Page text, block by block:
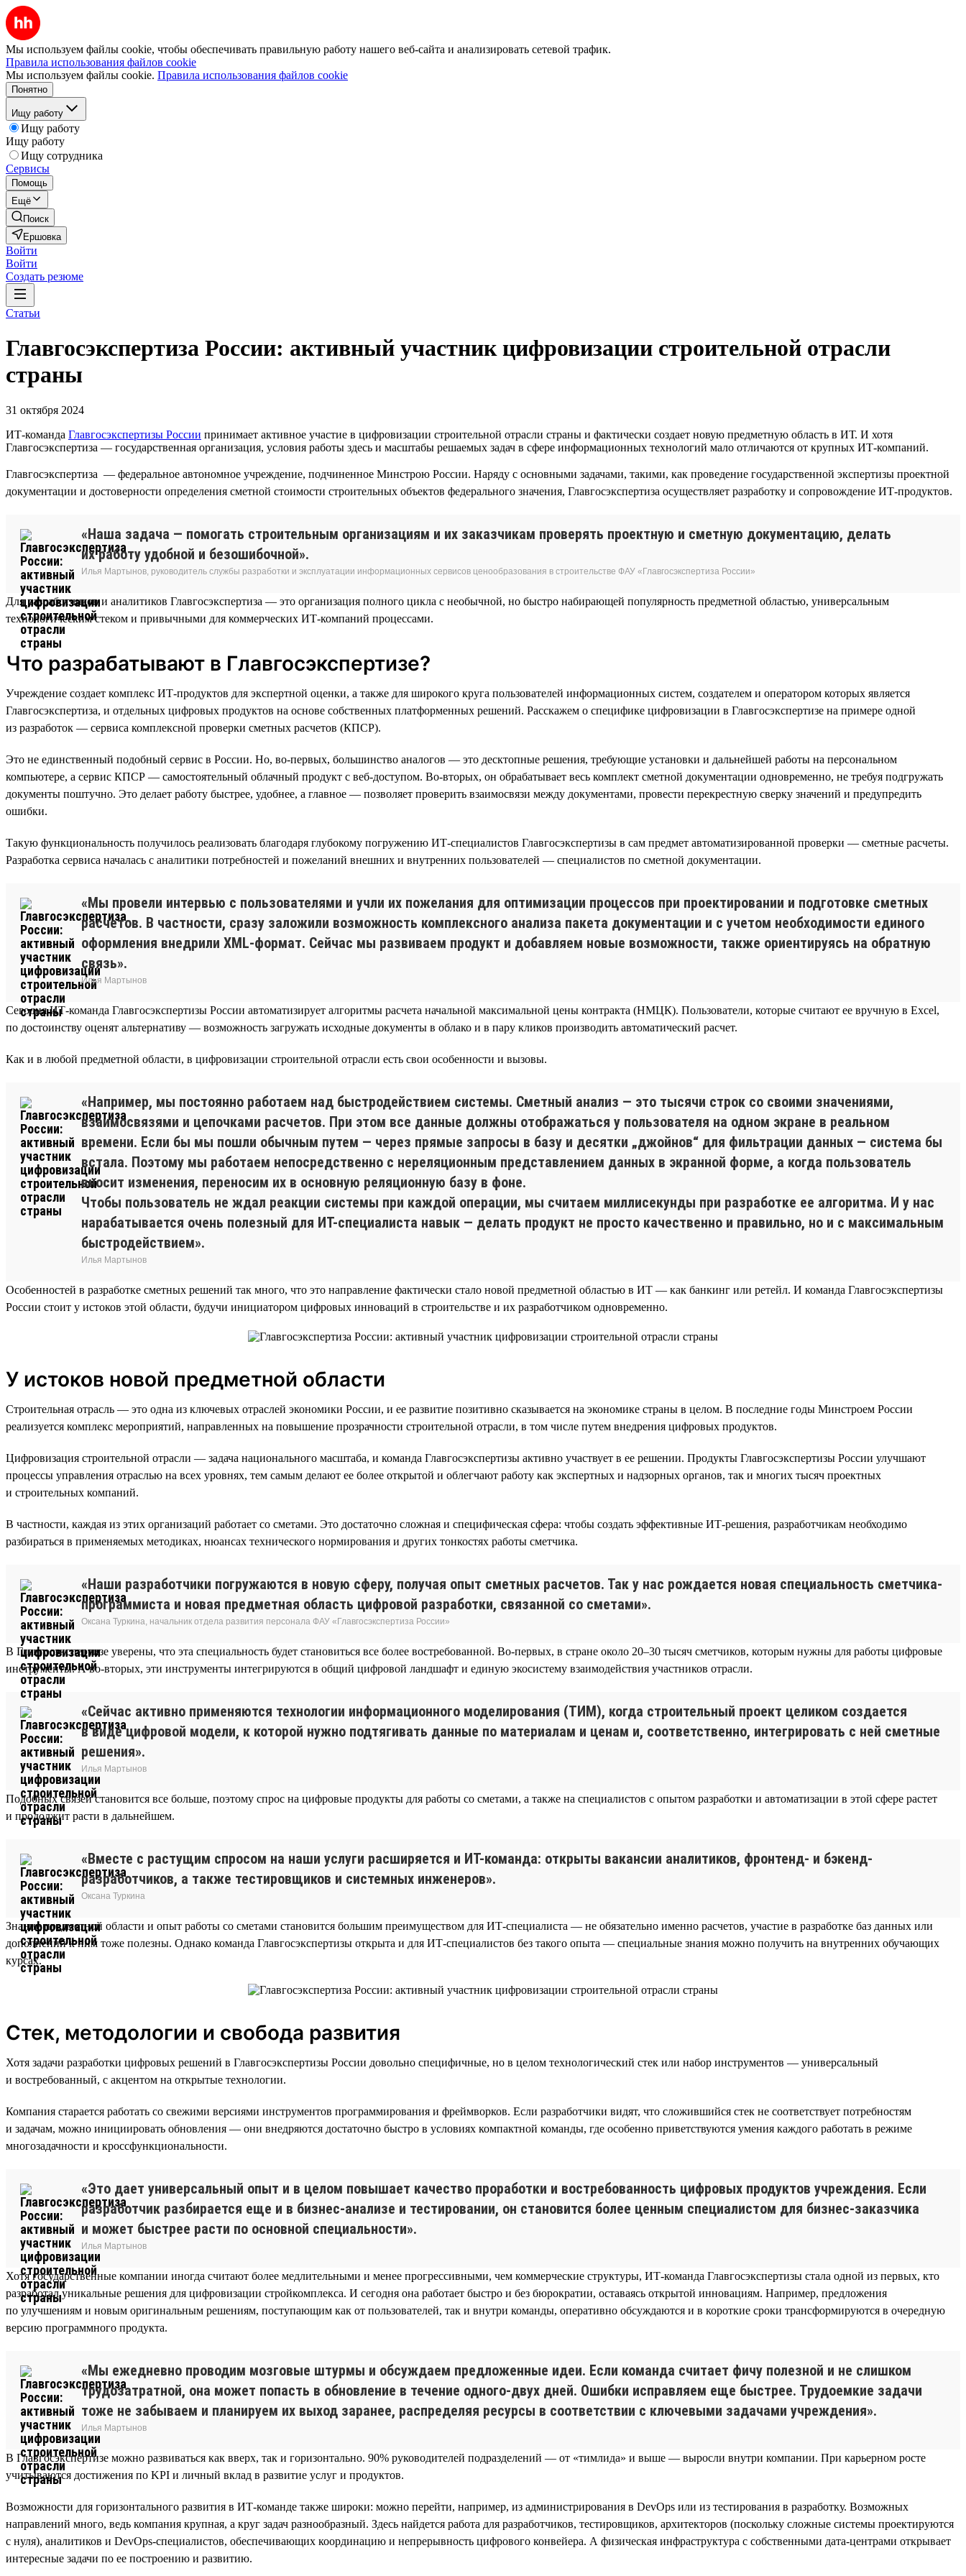
Мы используем файлы cookie, чтобы обеспечивать правильную работу нашего веб-сайта и анализировать сетевой трафик.
Правила использования файлов cookie
Мы используем файлы cookie. Правила использования файлов cookie
Понятно
Ищу работу
Ищу работу
Ищу работу
Ищу сотрудника
Сервисы
Помощь
Ещё
Поиск
Ершовка
Войти
Войти
Создать резюме
Статьи
Главгосэкспертиза России: активный участник цифровизации строительной отрасли
страны
31 октября 2024
ИТ-команда Главгосэкспертизы России принимает активное участие в цифровизации строительной отрасли страны и фактически создает новую предметную область в ИТ. И хотя
Главгосэкспертиза — государственная организация, условия работы здесь и масштабы решаемых задач в сфере информационных технологий мало отличаются от крупных ИТ-компаний.
Главгосэкспертиза — федеральное автономное учреждение, подчиненное Минстрою России. Наряду с основными задачами, такими, как проведение государственной экспертизы проектной
документации и достоверности определения сметной стоимости строительных объектов федерального значения, Главгосэкспертиза осуществляет разработку и сопровождение ИТ-продуктов.
«Наша задача — помогать строительным организациям и их заказчикам проверять проектную и сметную документацию, делать
их работу удобной и безошибочной».
Илья Мартынов, руководитель службы разработки и эксплуатации информационных сервисов ценообразования в строительстве ФАУ «Главгосэкспертиза России»
Для разработчиков и аналитиков Главгосэкспертиза — это организация полного цикла с необычной, но быстро набирающей популярность предметной областью, универсальным
технологическим стеком и привычными для коммерческих ИТ-компаний процессами.
Что разрабатывают в Главгосэкспертизе?
Учреждение создает комплекс ИТ-продуктов для экспертной оценки, а также для широкого круга пользователей информационных систем, создателем и оператором которых является
Главгосэкспертиза, и отдельных цифровых продуктов на основе собственных платформенных решений. Расскажем о специфике цифровизации в Главгосэкспертизе на примере одной
из разработок — сервиса комплексной проверки сметных расчетов (КПСР).
Это не единственный подобный сервис в России. Но, во-первых, большинство аналогов — это десктопные решения, требующие установки и дальнейшей работы на персональном
компьютере, а сервис КПСР — самостоятельный облачный продукт с веб-доступом. Во-вторых, он обрабатывает весь комплект сметной документации одновременно, не требуя подгружать
документы поштучно. Это делает работу быстрее, удобнее, а главное — позволяет проверить взаимосвязи между документами, провести перекрестную сверку значений и предупредить
ошибки.
Такую функциональность получилось реализовать благодаря глубокому погружению ИТ-специалистов Главгосэкспертизы в сам предмет автоматизированной проверки — сметные расчеты.
Разработка сервиса началась с аналитики потребностей и пожеланий внешних и внутренних пользователей — специалистов по сметной документации.
«Мы провели интервью с пользователями и учли их пожелания для оптимизации процессов при проектировании и подготовке сметных
расчетов. В частности, сразу заложили возможность комплексного анализа пакета документации и с учетом необходимости единого
оформления внедрили XML-формат. Сейчас мы развиваем продукт и добавляем новые возможности, также ориентируясь на обратную
связь».
Илья Мартынов
Сегодня ИТ-команда Главгосэкспертизы России автоматизирует алгоритмы расчета начальной максимальной цены контракта (НМЦК). Пользователи, которые считают ее вручную в Excel,
по достоинству оценят альтернативу — возможность загружать исходные документы в облако и в пару кликов производить автоматический расчет.
Как и в любой предметной области, в цифровизации строительной отрасли есть свои особенности и вызовы.
«Например, мы постоянно работаем над быстродействием системы. Сметный анализ — это тысячи строк со своими значениями,
взаимосвязями и цепочками расчетов. При этом все данные должны отображаться у пользователя на одном экране в реальном
времени. Если бы мы пошли обычным путем — через прямые запросы в базу и десятки „джойнов“ для фильтрации данных — система бы
встала. Поэтому мы работаем непосредственно с нереляционным представлением данных в экранной форме, а когда пользователь
вносит изменения, переносим их в основную реляционную базу в фоне.
Чтобы пользователь не ждал реакции системы при каждой операции, мы считаем миллисекунды при разработке ее алгоритма. И у нас
нарабатывается очень полезный для ИТ-специалиста навык — делать продукт не просто качественно и правильно, но и с максимальным
быстродействием».
Илья Мартынов
Особенностей в разработке сметных решений так много, что это направление фактически стало новой предметной областью в ИТ — как банкинг или ретейл. И команда Главгосэкспертизы
России стоит у истоков этой области, будучи инициатором цифровых инноваций в строительстве и их разработчиком одновременно.
У истоков новой предметной области
Строительная отрасль — это одна из ключевых отраслей экономики России, и ее развитие позитивно сказывается на экономике страны в целом. В последние годы Минстроем России
реализуется комплекс мероприятий, направленных на повышение прозрачности строительной отрасли, в том числе путем внедрения цифровых продуктов.
Цифровизация строительной отрасли — задача национального масштаба, и команда Главгосэкспертизы активно участвует в ее решении. Продукты Главгосэкспертизы России улучшают
процессы управления отраслью на всех уровнях, тем самым делают ее более открытой и облегчают работу как экспертных и надзорных органов, так и многих тысяч проектных
и строительных компаний.
В частности, каждая из этих организаций работает со сметами. Это достаточно сложная и специфическая сфера: чтобы создать эффективные ИТ-решения, разработчикам необходимо
разбираться в применяемых методиках, нюансах технического нормирования и других тонкостях работы сметчика.
«Наши разработчики погружаются в новую сферу, получая опыт сметных расчетов. Так у нас рождается новая специальность сметчика-
программиста и новая предметная область цифровой разработки, связанной со сметами».
Оксана Туркина, начальник отдела развития персонала ФАУ «Главгосэкспертиза России»
В Главгосэкспертизе уверены, что эта специальность будет становиться все более востребованной. Во-первых, в стране около 20–30 тысяч сметчиков, которым нужны для работы цифровые
инструменты. А во-вторых, эти инструменты интегрируются в общий цифровой ландшафт и единую экосистему взаимодействия участников отрасли.
«Сейчас активно применяются технологии информационного моделирования (ТИМ), когда строительный проект целиком создается
в виде цифровой модели, к которой нужно подтягивать данные по материалам и ценам и, соответственно, интегрировать с ней сметные
решения».
Илья Мартынов
Подобных связей становится все больше, поэтому спрос на цифровые продукты для работы со сметами, а также на специалистов с опытом разработки и автоматизации в этой сфере растет
и продолжит расти в дальнейшем.
«Вместе с растущим спросом на наши услуги расширяется и ИТ-команда: открыты вакансии аналитиков, фронтенд- и бэкенд-
разработчиков, а также тестировщиков и системных инженеров».
Оксана Туркина
Знание предметной области и опыт работы со сметами становится большим преимуществом для ИТ-специалиста — не обязательно именно расчетов, участие в разработке баз данных или
дополнений к ним тоже полезны. Однако команда Главгосэкспертизы открыта и для ИТ-специалистов без такого опыта — специальные знания можно получить на внутренних обучающих
курсах.
Стек, методологии и свобода развития
Хотя задачи разработки цифровых решений в Главгосэкспертизы России довольно специфичные, но в целом технологический стек или набор инструментов — универсальный
и востребованный, с акцентом на открытые технологии.
Компания старается работать со свежими версиями инструментов программирования и фреймворков. Если разработчики видят, что сложившийся стек не соответствует потребностям
и задачам, можно инициировать обновления — они внедряются достаточно быстро в условиях компактной команды, где особенно приветствуются умения каждого работать в режиме
многозадачности и кроссфункциональности.
«Это дает универсальный опыт и в целом повышает качество проработки и востребованность цифровых продуктов учреждения. Если
разработчик разбирается еще и в бизнес-анализе и тестировании, он становится более ценным специалистом для бизнес-заказчика
и может быстрее расти по основной специальности».
Илья Мартынов
Хотя государственные компании иногда считают более медлительными и менее прогрессивными, чем коммерческие структуры, ИТ-команда Главгосэкспертизы стала одной из первых, кто
разработал уникальные решения для цифровизации стройкомплекса. И сегодня она работает быстро и без бюрократии, оставаясь открытой инновациям. Например, предложения
по улучшениям и новым оригинальным решениям, поступающим как от пользователей, так и внутри команды, оперативно обсуждаются и в короткие сроки трансформируются в очередную
версию программного продукта.
«Мы ежедневно проводим мозговые штурмы и обсуждаем предложенные идеи. Если команда считает фичу полезной и не слишком
трудозатратной, она может попасть в обновление в течение одного-двух дней. Ошибки исправляем еще быстрее. Трудоемкие задачи
тоже не забываем и планируем их выход заранее, распределяя ресурсы в соответствии с ключевыми задачами учреждения».
Илья Мартынов
В Главгосэкспертизе можно развиваться как вверх, так и горизонтально. 90% руководителей подразделений — от «тимлида» и выше — выросли внутри компании. При карьерном росте
учитываются достижения по KPI и личный вклад в развитие услуг и продуктов.
Возможности для горизонтального развития в ИТ-команде также широки: можно перейти, например, из администрирования в DevOps или из тестирования в разработку. Возможных
направлений много, ведь компания крупная, а круг задач разнообразный. Здесь найдется работа для разработчиков, тестировщиков, архитекторов (поскольку сложные системы проектируются
с нуля), аналитиков и DevOps-специалистов, обеспечивающих координацию и непрерывность цифрового конвейера. А физическая инфраструктура с собственными дата-центрами открывает
интересные задачи по ее построению и развитию.